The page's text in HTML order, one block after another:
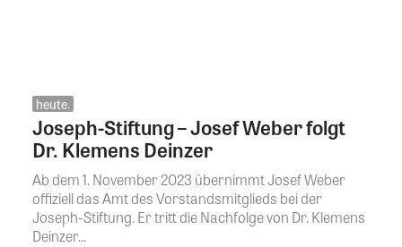
heute.
Joseph-Stiftung – Josef Weber folgt
Dr. Klemens Deinzer
Ab dem 1. November 2023 übernimmt Josef Weber
offiziell das Amt des Vorstandsmitglieds bei der
Joseph-Stiftung. Er tritt die Nachfolge von Dr. Klemens
Deinzer...